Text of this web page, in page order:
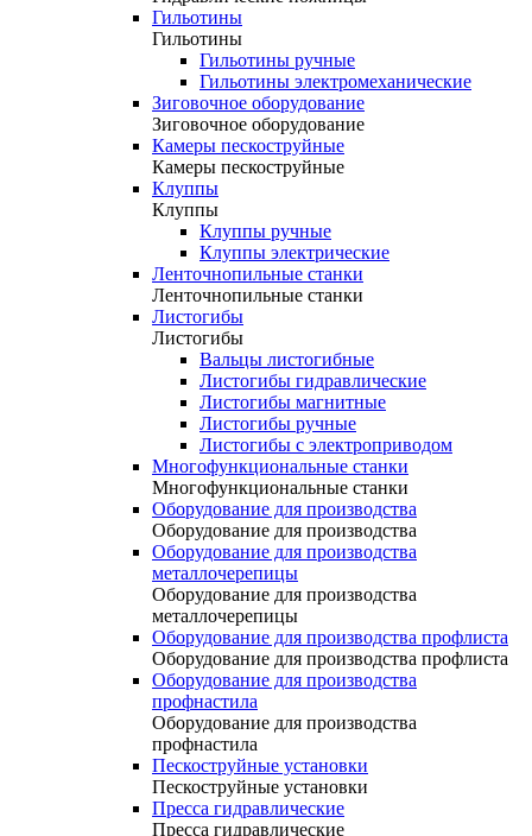
Гильотины
Гильотины
Гильотины ручные
Гильотины электромеханические
Зиговочное оборудование
Зиговочное оборудование
Камеры пескоструйные
Камеры пескоструйные
Клуппы
Клуппы
Клуппы ручные
Клуппы электрические
Ленточнопильные станки
Ленточнопильные станки
Листогибы
Листогибы
Вальцы листогибные
Листогибы гидравлические
Листогибы магнитные
Листогибы ручные
Листогибы с электроприводом
Многофункциональные станки
Многофункциональные станки
Оборудование для производства
Оборудование для производства
Оборудование для производства
металлочерепицы
Оборудование для производства
металлочерепицы
Оборудование для производства профлиста
Оборудование для производства профлиста
Оборудование для производства
профнастила
Оборудование для производства
профнастила
Пескоструйные установки
Пескоструйные установки
Пресса гидравлические
Пресса гидравлические